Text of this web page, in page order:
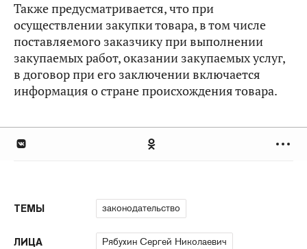
Также предусматривается, что при
осуществлении закупки товара, в том числе
поставляемого заказчику при выполнении
закупаемых работ, оказании закупаемых услуг,
в договор при его заключении включается
информация о стране происхождения товара.
ТЕМЫ законодательство
ЛИЦА Рябухин Сергей Николаевич